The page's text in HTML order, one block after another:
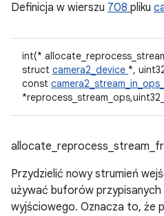
Definicja w wierszu 708 pliku
int(*
struct camera2_device *,
const
Przydzielić nowy strumień
używać buforów
wyjściowego. Oznacza to, że